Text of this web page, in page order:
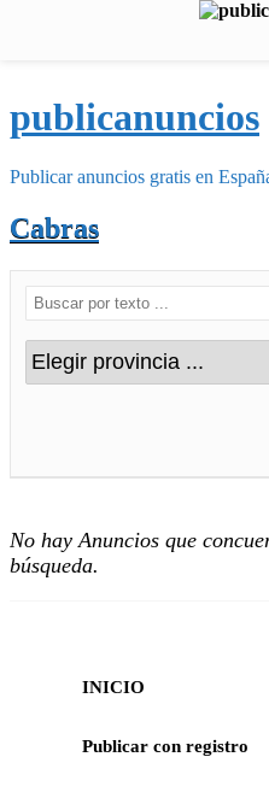
publicanuncios
Publicar anuncios gratis en
Cabras
No hay Anuncios que
búsqueda.
INICIO
Publicar con registro